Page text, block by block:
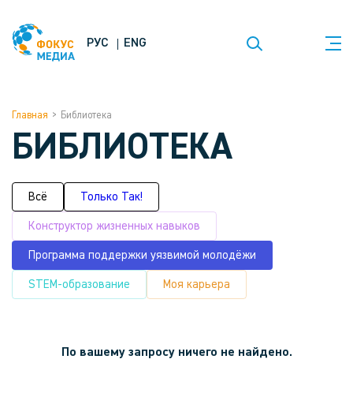
РУС ENG
Главная > Библиотека
БИБЛИОТЕКА
Всё Только Так!
Конструктор жизненных навыков
Программа поддержки уязвимой молодёжи
STEM-образование Моя карьера
По вашему запросу ничего не найдено.